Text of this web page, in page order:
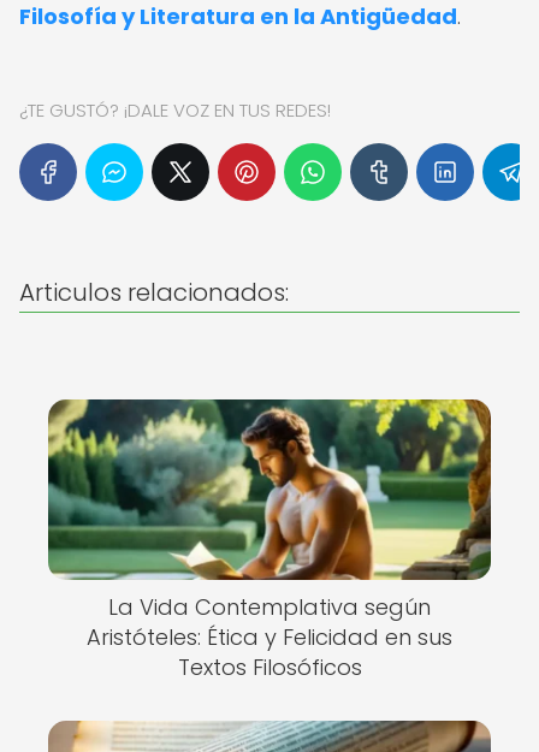
Filosofía y Literatura en la Antigüedad.
¿TE GUSTÓ? ¡DALE VOZ EN TUS REDES!
Articulos relacionados:
La Vida Contemplativa según
Aristóteles: Ética y Felicidad en sus
Textos Filosóficos